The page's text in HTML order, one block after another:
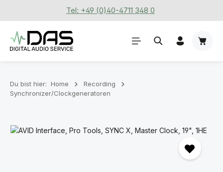
Zum Hauptinhalt springenTel: +49 (0)40-4711 348 0
Du bist hier: Home
Recording
Synchronizer/Clockgeneratoren
Bildergalerie überspringen